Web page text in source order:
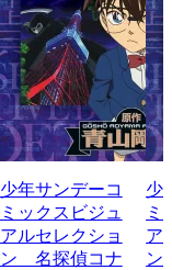
少年サンデーコ
ミックスビジュ
アルセレクショ
ン 名探偵コナ
少
ミ
ア
ン